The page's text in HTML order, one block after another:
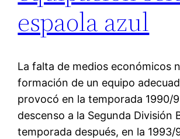
espaola azul
La falta de medios económicos
formación de un equipo
provocó en la temporada 1990/
descenso a la Segunda División
temporada después, en la 1993/